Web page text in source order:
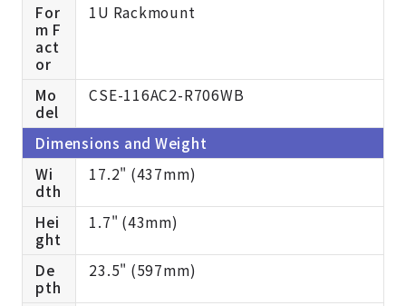
For
m F
act
or
1U Rackmount
Mo
del
CSE-116AC2-R706WB
Dimensions and Weight
Wi
dth
17.2" (437mm)
Hei
ght
1.7" (43mm)
De
pth
23.5" (597mm)